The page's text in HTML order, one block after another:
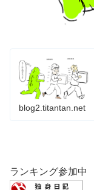
blog2.titantan.net
ランキング参加中